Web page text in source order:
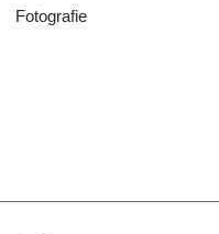
Fotografie